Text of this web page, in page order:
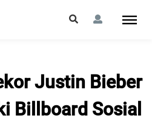
Justin Bieber
Billboard Sosial